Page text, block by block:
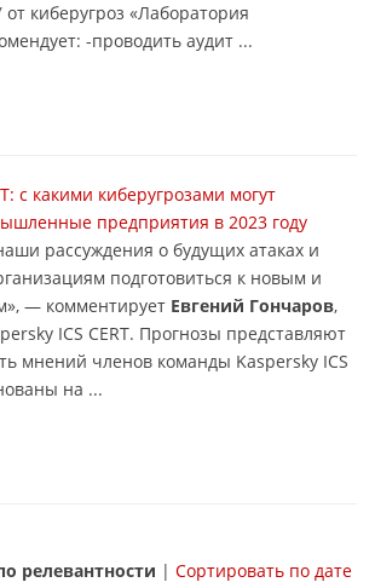
киберугроз «Лаборатория
-проводить аудит ...
с какими киберугрозами могут
предприятия в 2023 году
рассуждения о будущих атаках и
подготовиться к новым и
— комментирует Евгений Гончаров,
ICS CERT. Прогнозы представляют
мнений членов команды Kaspersky ICS
на ...
релевантности | Сортировать по дате